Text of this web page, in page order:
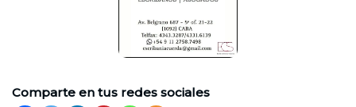
Comparte en tus redes sociales